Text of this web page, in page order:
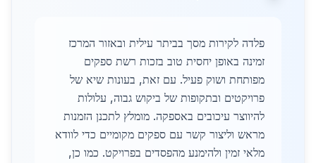
פלדה לקירות מסך בביתר עילית ובאזור המרכז
זמינה באופן יחסית טוב בזכות רשת ספקים
מפותחת ושוק פעיל. עם זאת, בעונות שיא של
פרויקטים ובתקופות של ביקוש גבוה, עלולות
להיווצר עיכובים באספקה. מומלץ לתכנן הזמנות
מראש וליצור קשר עם ספקים מקומיים כדי לוודא
מלאי זמין ולהימנע מהפסדים בפרויקט. כמו כן,